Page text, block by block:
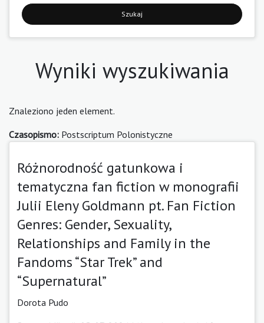
Szukaj
Wyniki wyszukiwania
Znaleziono jeden element.
Czasopismo: Postscriptum Polonistyczne
Różnorodność gatunkowa i
tematyczna fan fiction w monografii
Julii Eleny Goldmann pt. Fan Fiction
Genres: Gender, Sexuality,
Relationships and Family in the
Fandoms “Star Trek” and
“Supernatural”
Dorota Pudo